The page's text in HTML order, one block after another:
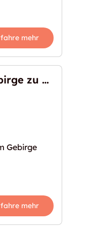
mehr
Gebirge zu
Lager in Schützen am Gebirge zu vermieten
Gebirge
mehr